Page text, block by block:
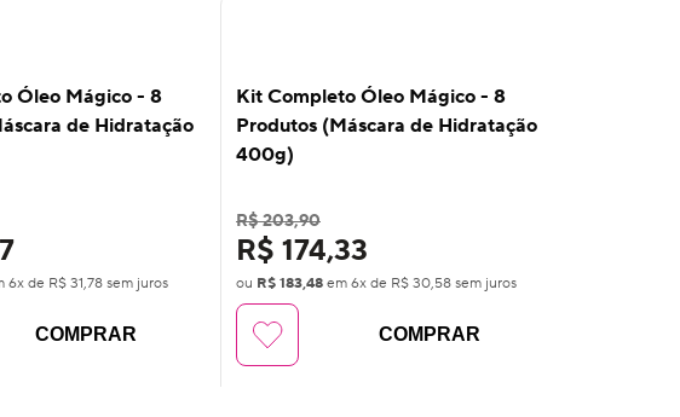
Óleo Mágico - 8
de Hidratação
6x de R$ 31,78 sem juros
COMPRAR
Kit Completo Óleo Mágico - 8
Produtos (Máscara de Hidratação
400g)
R$ 203,90
R$ 174,33
ou R$ 183,48 em 6x de R$ 30,58 sem juros
COMPRAR